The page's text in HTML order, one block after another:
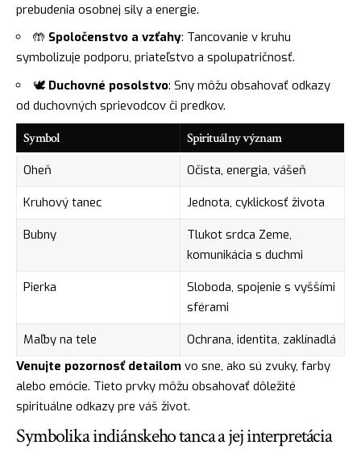
prebudenia osobnej sily a energie.
🤲 Spoločenstvo a vzťahy: Tancovanie v kruhu
symbolizuje podporu, priateľstvo a spolupatričnosť.
🕊 Duchovné posolstvo: Sny môžu obsahovať odkazy
od duchovných sprievodcov či predkov.
Symbol Spirituálny význam
Oheň
Očista, energia, vášeň
Kruhový tanec
Jednota, cyklickosť života
Bubny
Tlukot srdca Zeme,
komunikácia s duchmi
Pierka
Sloboda, spojenie s vyššími
sférami
Maľby na tele
Ochrana, identita, zaklínadlá
Venujte pozornosť detailom vo sne, ako sú zvuky, farby
alebo emócie. Tieto prvky môžu obsahovať dôležité
spirituálne odkazy pre váš život.
Symbolika indiánskeho tanca a jej interpretácia